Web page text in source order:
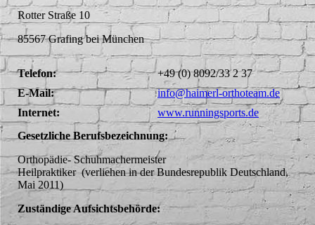
Rotter Straße 10
85567 Grafing bei München
Telefon:
+49 (0) 8092/33 2 37
E-Mail:
info@haimerl-orthoteam.de
Internet:
www.runningsports.de
Gesetzliche Berufsbezeichnung:
Orthopädie- Schuhmachermeister
Heilpraktiker (verliehen in der Bundesrepublik Deutschland,
Mai 2011)
Zuständige Aufsichtsbehörde: